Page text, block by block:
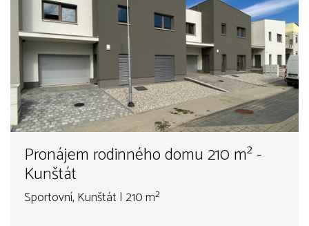
Pronájem rodinného domu 210 m² -
Kunštát
Sportovní, Kunštát | 210 m²